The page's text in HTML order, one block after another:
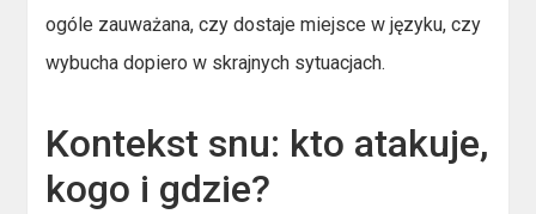
ogóle zauważana, czy dostaje miejsce w języku, czy
wybucha dopiero w skrajnych sytuacjach.
Kontekst snu: kto atakuje,
kogo i gdzie?